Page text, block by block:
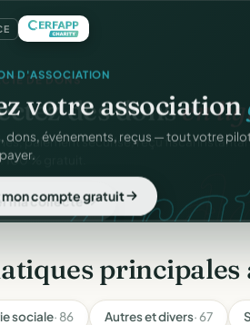
DE DONS
des donsen
paiement sécurisé, reçu fiscal
% gratuit.
ma collecte
principales
sociale· 86 Autres et divers· 67